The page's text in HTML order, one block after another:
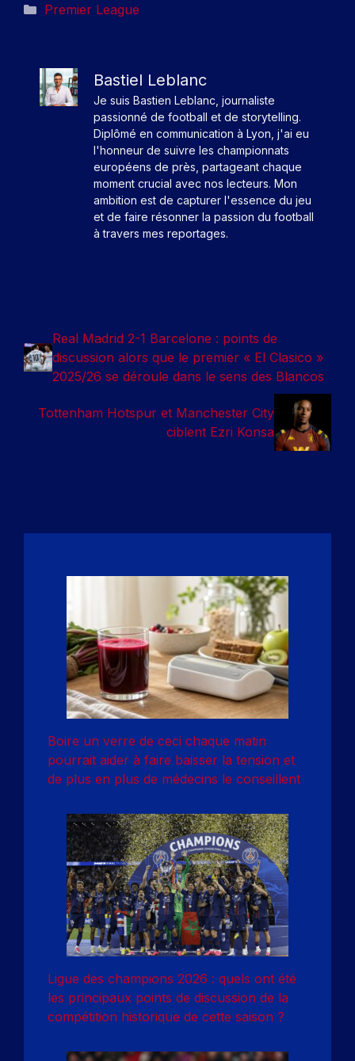
Catégories
Premier League
Bastiel Leblanc
Je suis Bastien Leblanc, journaliste
passionné de football et de storytelling.
Diplômé en communication à Lyon, j'ai eu
l'honneur de suivre les championnats
européens de près, partageant chaque
moment crucial avec nos lecteurs. Mon
ambition est de capturer l'essence du jeu
et de faire résonner la passion du football
à travers mes reportages.
Real Madrid 2-1 Barcelone : points de
discussion alors que le premier « El Clasico »
2025/26 se déroule dans le sens des Blancos
Tottenham Hotspur et Manchester City
ciblent Ezri Konsa
Boire un verre de ceci chaque matin
pourrait aider à faire baisser la tension et
de plus en plus de médecins le conseillent
Ligue des champions 2026 : quels ont été
les principaux points de discussion de la
compétition historique de cette saison ?